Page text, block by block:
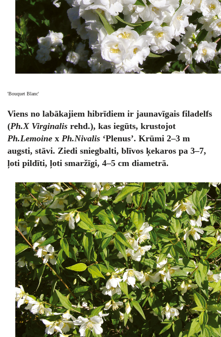
'Bouquet Blanc'
Viens no labākajiem hibrīdiem ir jaunavīgais filadelfs
(Ph.X Virginalis rehd.), kas iegūts, krustojot
Ph.Lemoine x Ph.Nivalis ‘Plenus’. Krūmi 2–3 m
augsti, stāvi. Ziedi sniegbalti, blīvos ķekaros pa 3–7,
ļoti pildīti, ļoti smaržīgi, 4–5 cm diametrā.